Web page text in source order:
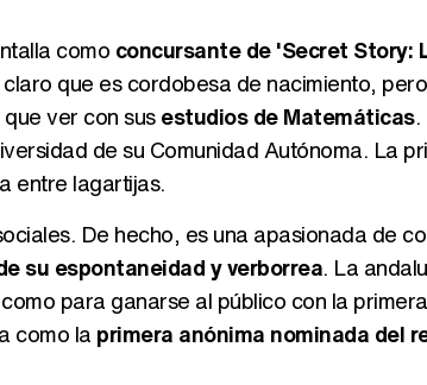
como concursante de 'Secret Story:
que es cordobesa de nacimiento,
ver con susestudios de Matemáticas.
de su Comunidad Autónoma. La
entre lagartijas.
De hecho, es una apasionada de
su espontaneidad y verborrea. La
para ganarse al público con la primera
como la primera anónima nominada del